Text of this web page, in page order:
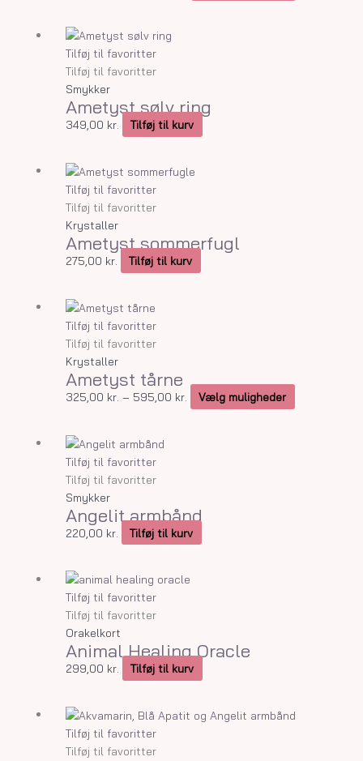
kan
Tilføj til favoritter
Tilføj til favoritter
Smykker
Ametyst sølv ring
349,00 kr. Tilføj til kurv
Tilføj til favoritter
Tilføj til favoritter
Krystaller
Ametyst sommerfugl
275,00 kr. Tilføj til kurv
Tilføj til favoritter
Tilføj til favoritter
Krystaller
Ametyst tårne
325,00 kr. – 595,00 kr. Vælg muligheder
kan
Tilføj til favoritter
Tilføj til favoritter
Smykker
Angelit armbånd
220,00 kr. Tilføj til kurv
Tilføj til favoritter
Tilføj til favoritter
Orakelkort
Animal Healing Oracle
299,00 kr. Tilføj til kurv
Tilføj til favoritter
Tilføj til favoritter